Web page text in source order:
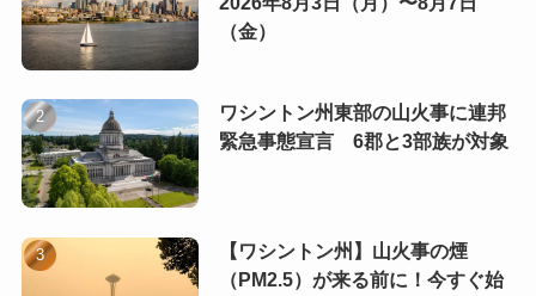
（金）
ワシントン州東部の山火事に連邦
緊急事態宣言 6郡と3部族が対象
【ワシントン州】山火事の煙
（PM2.5）が来る前に！今すぐ始